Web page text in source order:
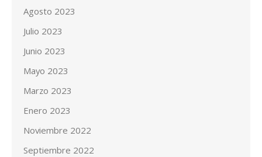
Agosto 2023
Julio 2023
Junio 2023
Mayo 2023
Marzo 2023
Enero 2023
Noviembre 2022
Septiembre 2022